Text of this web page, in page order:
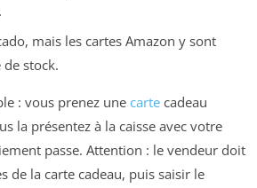
mais les cartes Amazon y sont
stock.
: vous prenez une carte cadeau
la présentez à la caisse avec votre
passe. Attention : le vendeur doit
de la carte cadeau, puis saisir le